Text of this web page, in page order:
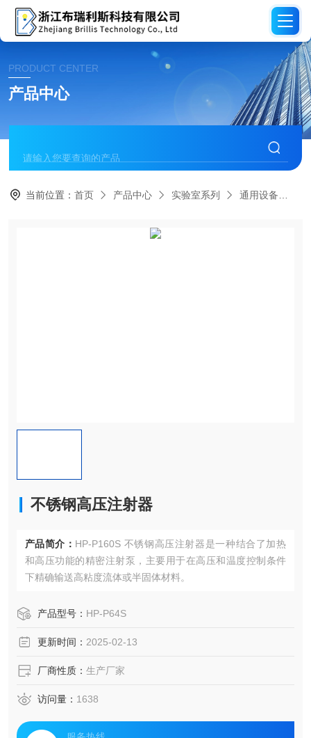
PRODUCT CENTER
产品中心
当前位置：首页 产品中心 实验室系列 通用设备
不锈钢高压注射器
产品简介： HP-P160S 不锈钢高压注射器是一种结合了加热
和高压功能的精密注射泵，主要用于在高压和温度控制条件
下精确输送高粘度流体或半固体材料。
产品型号： HP-P64S
更新时间： 2025-02-13
厂商性质： 生产厂家
访问量： 1638